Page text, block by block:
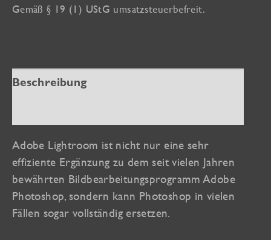
-
Look,
(OnlineKurs)
Menge
Gemäß § 19 (1) UStG umsatzsteuerbefreit.
Beschreibung
Adobe Lightroom ist nicht nur eine sehr
effiziente Ergänzung zu dem seit vielen Jahren
bewährten Bildbearbeitungsprogramm Adobe
Photoshop, sondern kann Photoshop in vielen
Fällen sogar vollständig ersetzen.